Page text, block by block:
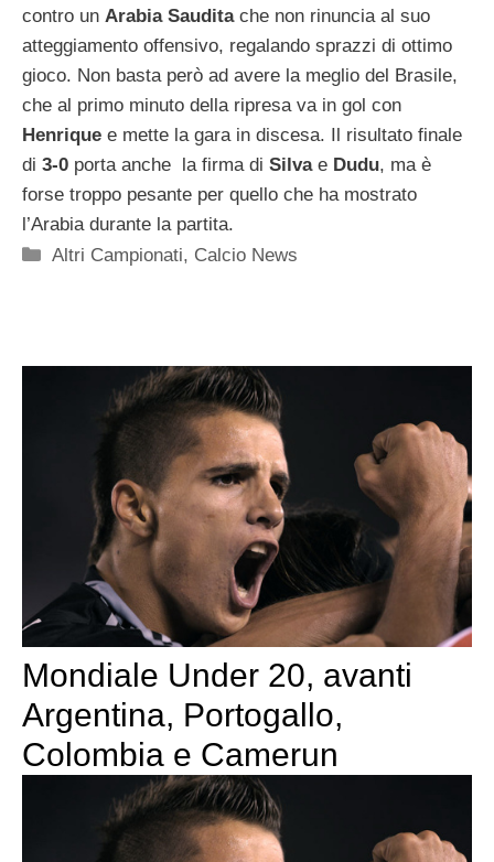
contro un Arabia Saudita che non rinuncia al suo
atteggiamento offensivo, regalando sprazzi di ottimo
gioco. Non basta però ad avere la meglio del Brasile,
che al primo minuto della ripresa va in gol con
Henrique e mette la gara in discesa. Il risultato finale
di 3-0 porta anche la firma di Silva e Dudu, ma è
forse troppo pesante per quello che ha mostrato
l’Arabia durante la partita.
Categorie
Altri Campionati, Calcio News
Mondiale Under 20, avanti
Argentina, Portogallo,
Colombia e Camerun